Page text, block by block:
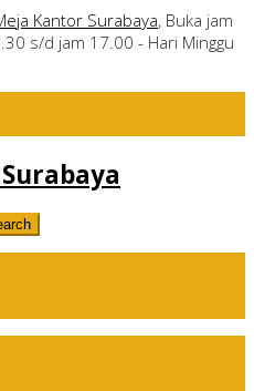
Kantor Surabaya, Buka jam
s/d jam 17.00 - Hari Minggu